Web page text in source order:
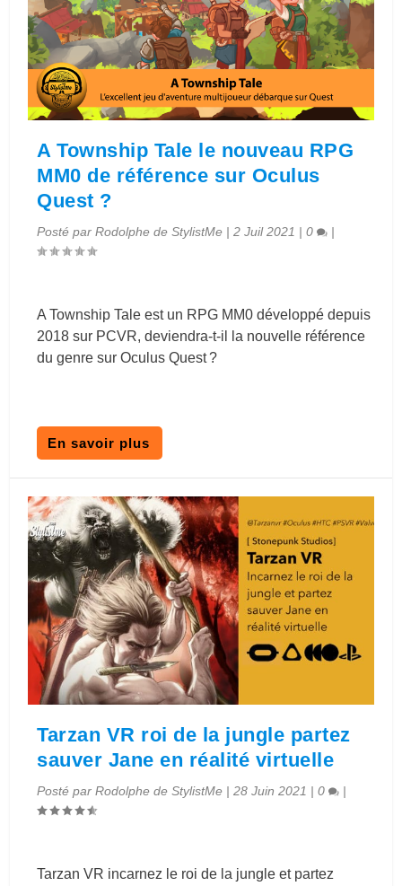
A Township Tale le nouveau RPG
MM0 de référence sur Oculus
Quest ?
Posté parRodolphe de StylistMe |2 Juil 2021 |0 |
A Township Tale est un RPG MM0 développé depuis
2018 sur PCVR, deviendra-t-il la nouvelle référence
du genre sur Oculus Quest ?
En savoir plus
Tarzan VR roi de la jungle partez
sauver Jane en réalité virtuelle
Posté parRodolphe de StylistMe |28 Juin 2021 |0 |
Tarzan VR incarnez le roi de la jungle et partez